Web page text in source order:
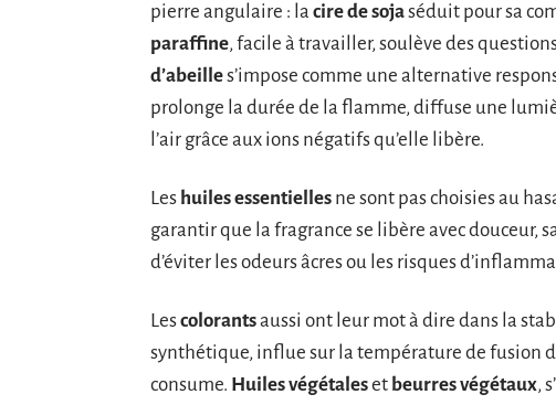
pierre angulaire : la cire de sojaséduit pour sa
paraffine, facile à travailler, soulève des
d’abeilles’impose comme une alternative
prolonge la durée de la flamme, diffuse une
l’air grâce aux ions négatifs qu’elle libère.
Les huiles essentielles ne sont pas choisies au
garantir que la fragrance se libère avec douceur,
d’éviter les odeurs âcres ou les risques
Lescolorantsaussi ont leur mot à dire dans la
synthétique, influe sur la température de fusion
consume. Huiles végétaleset beurres végétaux,